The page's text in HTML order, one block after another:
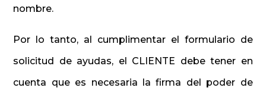
nombre.
Por lo tanto, al cumplimentar el formulario de
solicitud de ayudas, el CLIENTE debe tener en
cuenta que es necesaria la firma del poder de